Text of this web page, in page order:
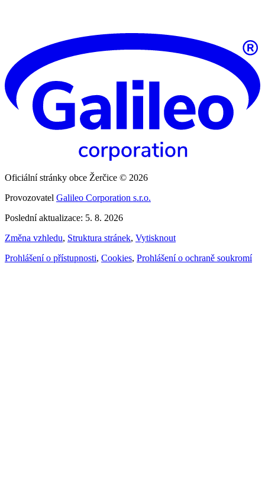
Oficiální stránky obce Žerčice © 2026
Provozovatel Galileo Corporation s.r.o.
Poslední aktualizace: 5. 8. 2026
Změna vzhledu, Struktura stránek, Vytisknout
Prohlášení o přístupnosti, Cookies, Prohlášení o ochraně soukromí